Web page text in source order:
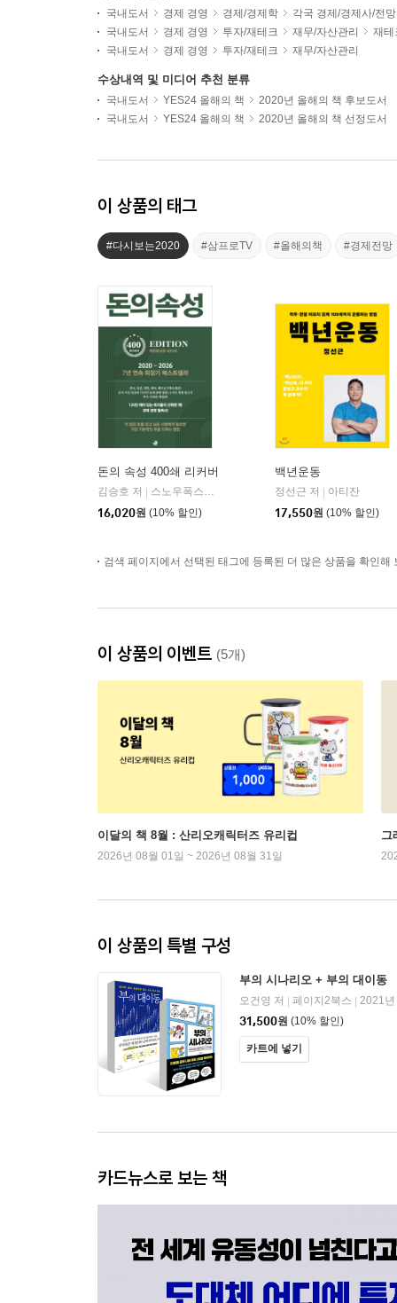
국내도서 경제 경영 경제/경제학
각국 경제/경제사/전망
국내도서
경제 경영 투자/재테크 재무/자산관리
재테
국내도서
경제 경영 투자/재테크 재무/자산관리
수상내역 및 미디어 추천 분류
국내도서 YES24 올해의 책
2020년 올해의 책 후보도서
국내도서
YES24 올해의 책 2020년 올해의 책 선정도서
이 상품의 태그
#다시보는2020 #삼프로TV #올해의책 #경제전망
돈의 속성 400쇄 리커버
김승호 저
스노우폭스북스
16,020원 (10% 할인)
백년운동
정선근 저
아티잔
17,550원 (10% 할인)
검색 페이지에서 선택된 태그에 등록된 더 많은 상품을 확인해
이 상품의 이벤트 (5개)
이달의 책 8월 : 산리오캐릭터즈 유리컵
2026년 08월 01일 ~ 2026년 08월 31일
그
이 상품의 특별 구성
부의 시나리오 + 부의 대이동
오건영 저 페이지2북스
2021
31,500원 (10% 할인)
카트에 넣기
카드뉴스로 보는 책